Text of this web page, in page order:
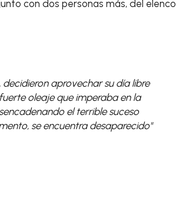
con dos personas más, del elenco
decidieron aprovechar su día libre
oleaje que imperaba en la
el terrible suceso
se encuentra desaparecido"